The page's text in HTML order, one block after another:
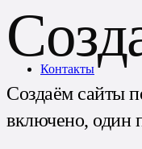
Контакты
Создаём сайты
включено, один